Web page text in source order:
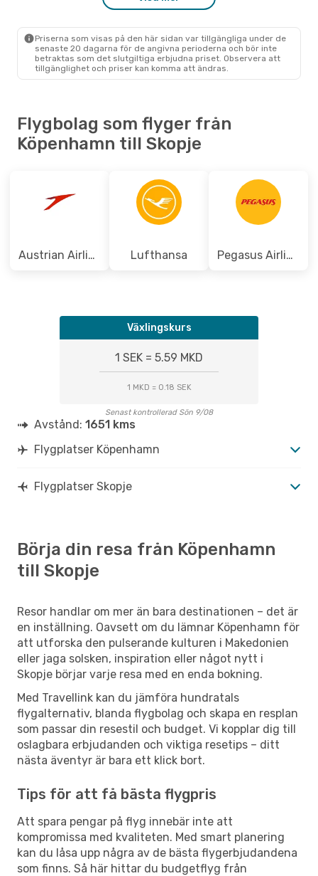
- Ons 30 Sep.
CPH- SKP
Swiss International Air Lines
1 Mellanlandning
SKP- CPH
Priserna som visas på den här sidan var tillgängliga under de
senaste 20 dagarna för de angivna perioderna och bör inte
betraktas som det slutgiltiga erbjudna priset. Observera att
tillgänglighet och priser kan komma att ändras.
Flygbolag som flyger från
Köpenhamn till Skopje
Austrian Airlines Lufthansa Pegasus Airlines
Växlingskurs
1 SEK = 5.59 MKD
1 MKD = 0.18 SEK
Senast kontrollerad Sön 9/08
Avstånd: 1651 kms
Flygplatser Köpenhamn
Flygplatser Skopje
Börja din resa från Köpenhamn
till Skopje
Resor handlar om mer än bara destinationen – det är
en inställning. Oavsett om du lämnar Köpenhamn för
att utforska den pulserande kulturen i Makedonien
eller jaga solsken, inspiration eller något nytt i
Skopje börjar varje resa med en enda bokning.
Med Travellink kan du jämföra hundratals
flygalternativ, blanda flygbolag och skapa en resplan
som passar din resestil och budget. Vi kopplar dig till
oslagbara erbjudanden och viktiga resetips – ditt
nästa äventyr är bara ett klick bort.
Tips för att få bästa flygpris
Att spara pengar på flyg innebär inte att
kompromissa med kvaliteten. Med smart planering
kan du låsa upp några av de bästa flygerbjudandena
som finns. Så här hittar du budgetflyg från